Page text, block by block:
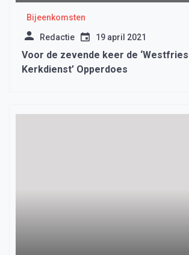
Bijeenkomsten
Redactie 19 april 2021
Voor de zevende keer de
Kerkdienst’ Opperdoes